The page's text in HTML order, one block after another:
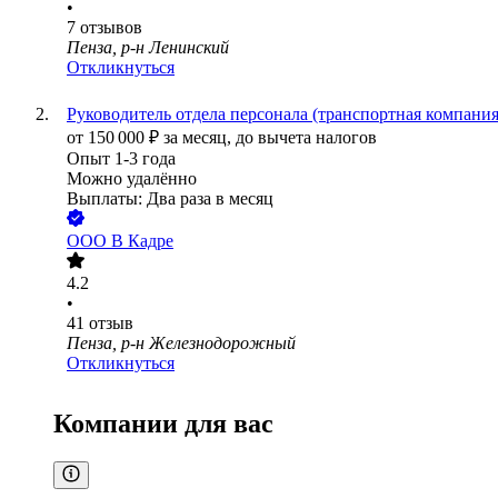
•
7 отзывов
Пенза, р-н Ленинский
Откликнуться
Руководитель отдела персонала (транспортная
от 150 000 ₽ за месяц, до вычета налогов
Опыт 1-3 года
Можно удалённо
Выплаты: Два раза в месяц
ООО В Кадре
4.2
•
41 отзыв
Пенза, р-н Железнодорожный
Откликнуться
Компании для вас